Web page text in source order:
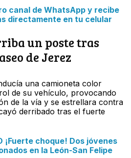
canal de WhatsApp y recibe
directamente en tu celular
un poste tras
de Jerez
una camioneta color
de su vehículo, provocando
de la vía y se estrellara contra
derribado tras el fuerte
¡Fuerte choque! Dos jóvenes
en la León-San Felipe